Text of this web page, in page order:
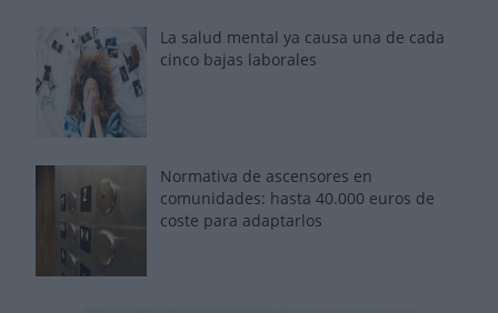
La salud mental ya causa una de cada
cinco bajas laborales
Normativa de ascensores en
comunidades: hasta 40.000 euros de
coste para adaptarlos